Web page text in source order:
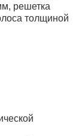
решетка
толщиной